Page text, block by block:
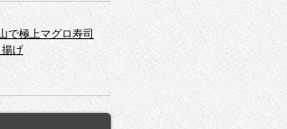
で極上マグロ寿司
げ